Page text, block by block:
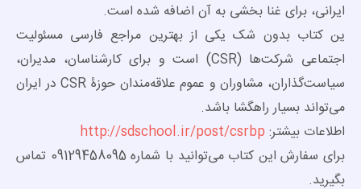
ایرانی، برای غنا بخشی به آن اضافه شده است.
ین کتاب بدون شک یکی از بهترین مراجع فارسی مسئولیت
اجتماعی شرکت‌ها (CSR) است و برای کارشناسان، مدیران،
سیاست‌گذاران، مشاوران و عموم علاقه‌مندان حوزۀ CSR در ایران
می‌تواند بسیار راهگشا باشد.
اطلاعات بیشتر: http://sdschool.ir/post/csrbp
برای سفارش این کتاب می‌توانید با شماره 09129458095 تماس
بگیرید.